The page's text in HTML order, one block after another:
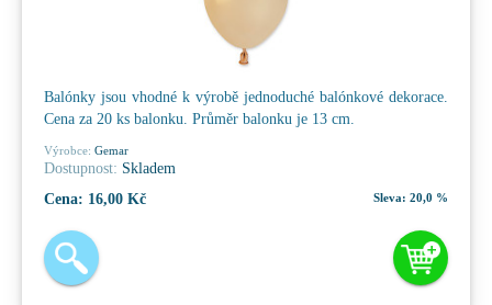
Balónky jsou vhodné k výrobě jednoduché balónkové dekorace.
Cena za 20 ks balonku. Průměr balonku je 13 cm.
Výrobce: Gemar
Dostupnost: Skladem
Cena: 16,00 Kč Sleva: 20,0 %